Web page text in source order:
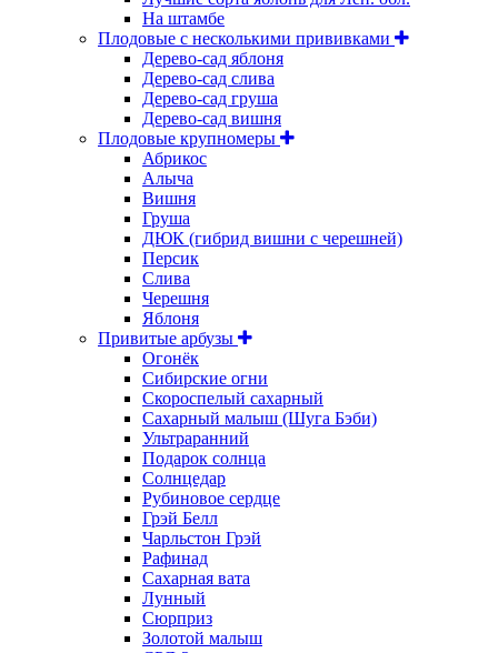
На штамбе
Плодовые с несколькими прививками
Дерево-сад яблоня
Дерево-сад слива
Дерево-сад груша
Дерево-сад вишня
Плодовые крупномеры
Абрикос
Алыча
Вишня
Груша
ДЮК (гибрид вишни с черешней)
Персик
Слива
Черешня
Яблоня
Привитые арбузы
Огонёк
Сибирские огни
Скороспелый сахарный
Сахарный малыш (Шуга Бэби)
Ультраранний
Подарок солнца
Солнцедар
Рубиновое сердце
Грэй Белл
Чарльстон Грэй
Рафинад
Сахарная вата
Лунный
Сюрприз
Золотой малыш